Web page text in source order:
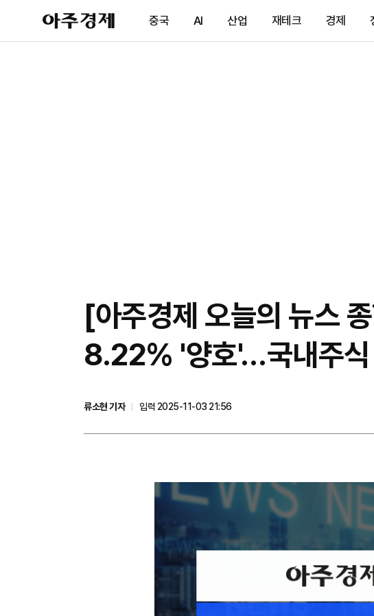
아
주
제
중국 AI 산업 재테크 경제
[아주경제 오늘의 뉴스
8.22% '양호'…국내주
류소현 기자
입력 2025-11-03 21:56